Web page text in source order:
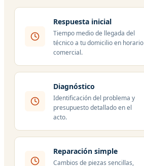
Respuesta inicial
Tiempo medio de llegada del
técnico a tu domicilio en horario
comercial.
Diagnóstico
Identificación del problema y
presupuesto detallado en el
acto.
Reparación simple
Cambios de piezas sencillas,